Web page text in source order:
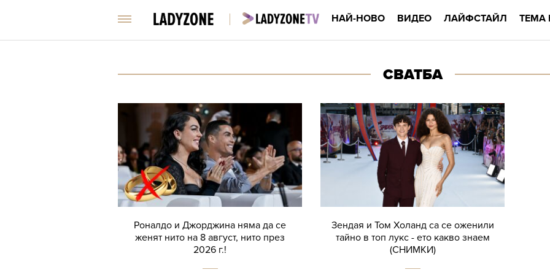
НАЙ-НОВО ВИДЕО ЛАЙФСТАЙЛ ТЕМА
СВАТБА
Роналдо и Джорджина няма да се
женят нито на 8 август, нито през
2026 г.!
Зендая и Том Холанд са се оженили
тайно в топ лукс - ето какво знаем
(СНИМКИ)